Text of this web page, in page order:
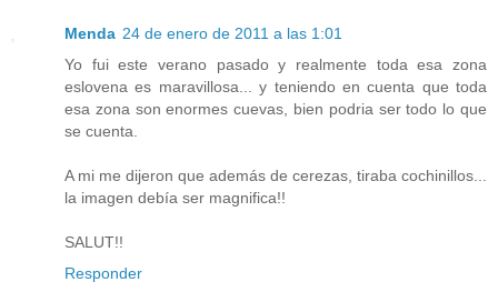
Menda 24 de enero de 2011 a las 1:01
Yo fui este verano pasado y realmente toda esa zona
eslovena es maravillosa... y teniendo en cuenta que toda
esa zona son enormes cuevas, bien podria ser todo lo que
se cuenta.
A mi me dijeron que además de cerezas, tiraba cochinillos...
la imagen debía ser magnifica!!
SALUT!!
Responder